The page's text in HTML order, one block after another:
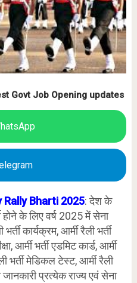
Govt Job Opening updates
Rally Bharti 2025: देश के
होने के लिए वर्ष 2025 में सेना
कार्यक्रम, आर्मी रैली भर्ती
आर्मी भर्ती एडमिट कार्ड, आर्मी
भर्ती मेडिकल टेस्ट, आर्मी रैली
जानकारी प्रत्येक राज्य एवं सेना